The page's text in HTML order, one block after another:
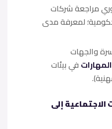
مراجعة شركات
لمعرفة مدى
والجهات
في بيئات
إلى